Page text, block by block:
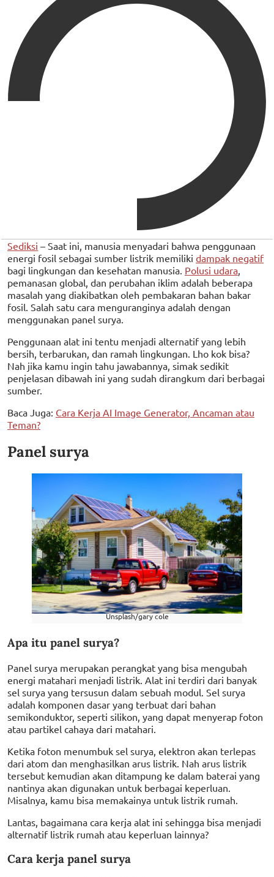
Sediksi – Saat ini, manusia menyadari bahwa penggunaan
energi fosil sebagai sumber listrik memiliki dampak negatif
bagi lingkungan dan kesehatan manusia. Polusi udara
pemanasan global, dan perubahan iklim adalah beberapa
masalah yang diakibatkan oleh pembakaran bahan bakar
fosil. Salah satu cara menguranginya adalah dengan
menggunakan panel surya.
Penggunaan alat ini tentu menjadi alternatif yang lebih
bersih, terbarukan, dan ramah lingkungan. Lho kok bisa?
Nah jika kamu ingin tahu jawabannya, simak sedikit
penjelasan dibawah ini yang sudah dirangkum dari berbagai
sumber.
Baca Juga: Cara Kerja AI Image Generator, Ancaman atau
Teman?
Panel surya
Unsplash/gary cole
Apa itu panel surya?
Panel surya merupakan perangkat yang bisa mengubah
energi matahari menjadi listrik. Alat ini terdiri dari banyak
sel surya yang tersusun dalam sebuah modul. Sel surya
adalah komponen dasar yang terbuat dari bahan
semikonduktor, seperti silikon, yang dapat menyerap foton
atau partikel cahaya dari matahari.
Ketika foton menumbuk sel surya, elektron akan terlepas
dari atom dan menghasilkan arus listrik. Nah arus listrik
tersebut kemudian akan ditampung ke dalam baterai yang
nantinya akan digunakan untuk berbagai keperluan.
Misalnya, kamu bisa memakainya untuk listrik rumah.
Lantas, bagaimana cara kerja alat ini sehingga bisa menjadi
alternatif listrik rumah atau keperluan lainnya?
Cara kerja panel surya